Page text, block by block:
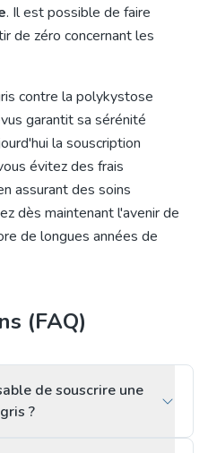
. Il est possible de faire
de zéro concernant les
contre la polykystose
garantit sa sérénité
la souscription
évitez des frais
assurant des soins
dès maintenant l'avenir de
de longues années de
(FAQ)
de souscrire une
?